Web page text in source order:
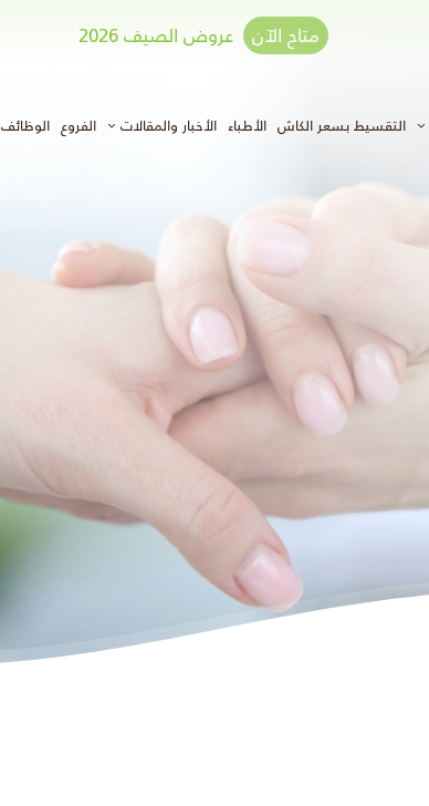
متاح الآن عروض الصيف 2026
التقسيط بسعر الكاش الأطباء الأخبار والمقالات الفروع الوظائف